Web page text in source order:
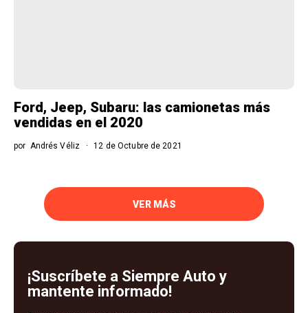
Ford, Jeep, Subaru: las camionetas más
vendidas en el 2020
por Andrés Véliz 12 de Octubre de 2021
VER MÁS
¡Suscríbete a Siempre Auto y
mantente informado!